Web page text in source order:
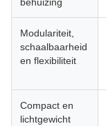
behuizing
Modulariteit,
schaalbaarheid
en flexibiliteit
Compact en
lichtgewicht